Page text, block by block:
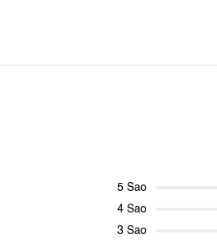
5 Sao
4 Sao
3 Sao